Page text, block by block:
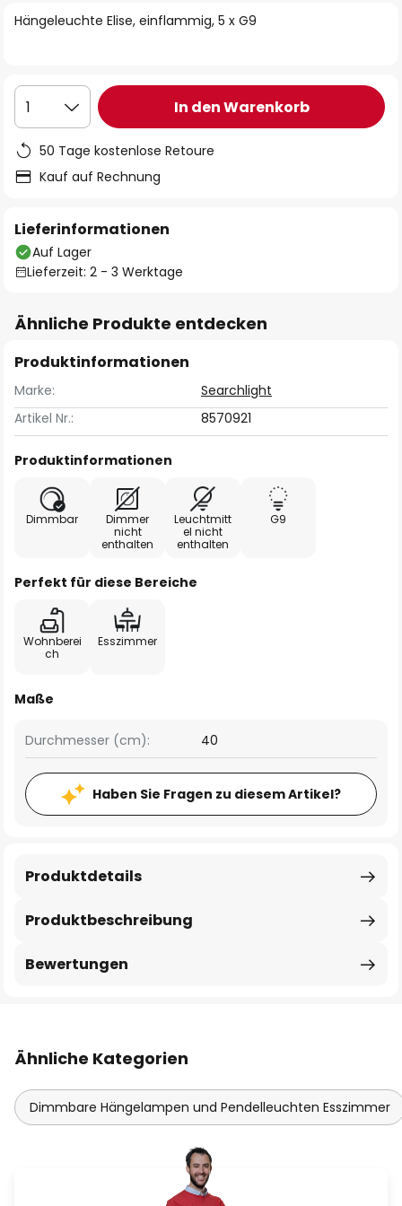
Hängeleuchte Elise, einflammig, 5 x G9
1 In den Warenkorb
50 Tage kostenlose Retoure
Kauf auf Rechnung
Lieferinformationen
Auf Lager
Lieferzeit: 2 - 3 Werktage
Ähnliche Produkte entdecken
Produktinformationen
Marke:
Searchlight
Artikel Nr.:
8570921
Produktinformationen
Dimmbar
Dimmer
nicht
enthalten
Leuchtmitt
el nicht
enthalten
G9
Perfekt für diese Bereiche
Wohnberei
ch
Esszimmer
Maße
Durchmesser (cm): 40
Haben Sie Fragen zu diesem Artikel?
Produktbeschreibung
Produktdetails
Bewertungen
Ähnliche Kategorien
Dimmbare Hängelampen und Pendelleuchten Esszimmer